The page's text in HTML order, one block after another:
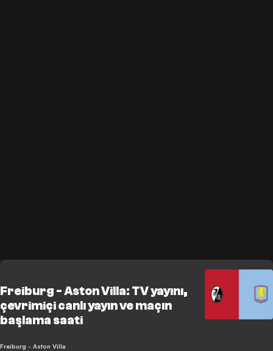
Freiburg - Aston Villa: TV yayını,
çevrimiçi canlı yayın ve maçın
başlama saati
Freiburg - Aston Villa